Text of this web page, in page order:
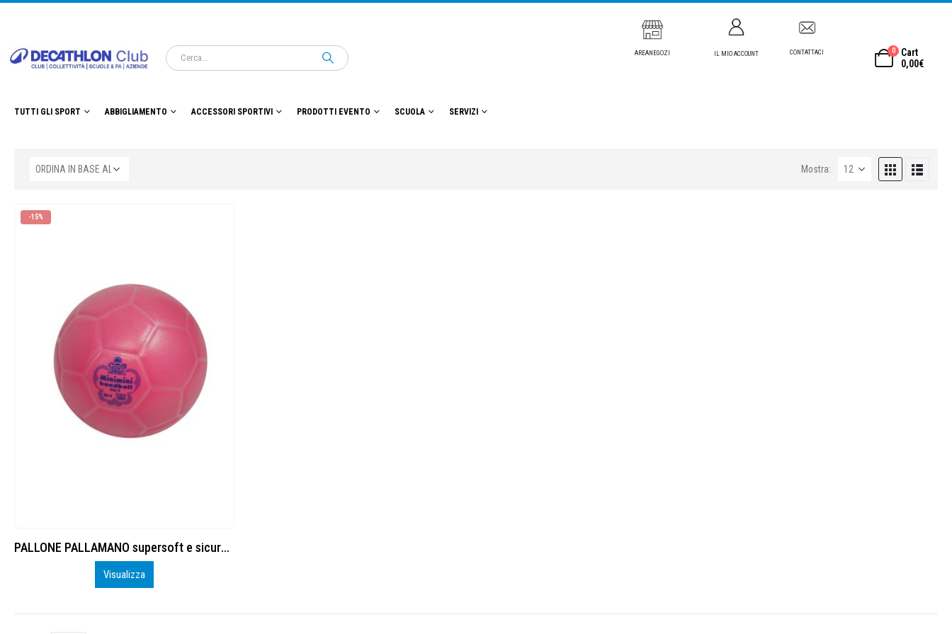
AREANEGOZI IL MIO ACCOUNT CONTATTACI 0
Cart
0,00€
TUTTI GLI SPORT ABBIGLIAMENTO ACCESSORI SPORTIVI PRODOTTI EVENTO SCUOLA SERVIZI
Mostra:
-15%
PALLONE PALLAMANO supersoft e sicuro size 0
Visualizza